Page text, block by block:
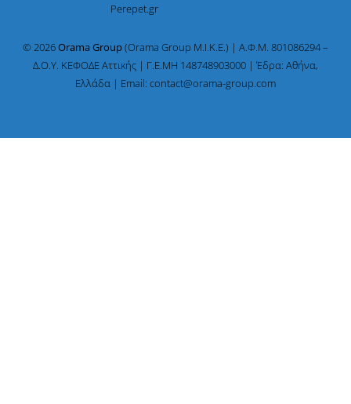
Perepet.gr
© 2026Orama Group(Orama Group Μ.Ι.Κ.Ε.) | Α.Φ.Μ. 801086294 –
Δ.Ο.Υ. ΚΕΦΟΔΕ Αττικής | Γ.Ε.ΜΗ 148748903000 | Έδρα: Αθήνα,
Ελλάδα | Email: contact@orama-group.com